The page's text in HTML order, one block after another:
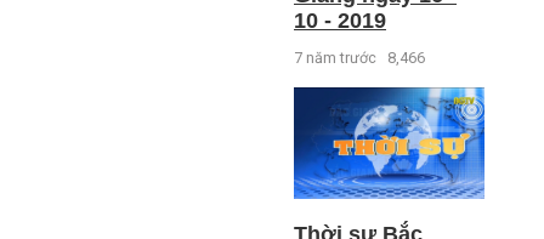
10 - 2019
7 năm trước 8,466
Thời sự Bắc